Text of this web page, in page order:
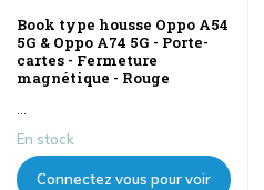
Book type housse Oppo A54
5G & Oppo A74 5G - Porte-
cartes - Fermeture
magnétique - Rouge
...
En stock
Connectez vous pour voir